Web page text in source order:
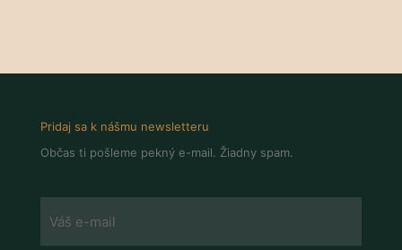
Pridaj sa k nášmu newsletteru
Občas ti pošleme pekný e-mail. Žiadny spam.